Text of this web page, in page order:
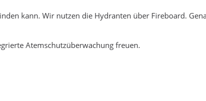
kann. Wir nutzen die Hydranten über Fireboard.
Atemschutzüberwachung freuen.